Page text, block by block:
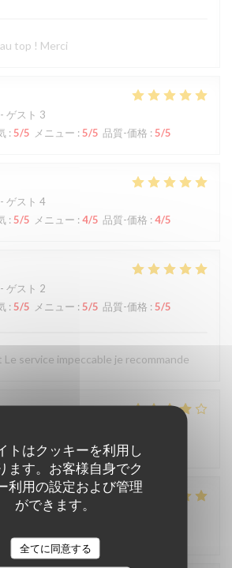
トはクッキーを利用し
ます。お客様自身でク
利用の設定および管理
ができます。
全てに同意する
top ! Merci
ゲスト 3
: 5/5 メニュー : 5/5 品質-価格 : 5/5
ゲスト 4
:5/5 メニュー :4/5 品質-価格 : 4/5
ゲスト 2
: 5/5 メニュー : 5/5 品質-価格 : 5/5
service impeccable je recommande
4 /5 メニュー :4 /5 品質-価格
ゲスト 9